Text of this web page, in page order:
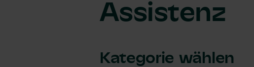
Assistenz
Kategorie wählen